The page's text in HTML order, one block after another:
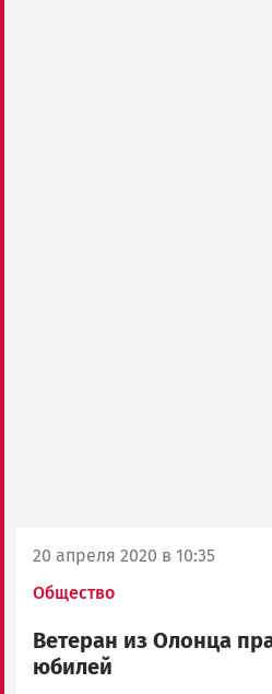
20 апреля 2020 в 10:35
Общество
Ветеран из Олонца
юбилей